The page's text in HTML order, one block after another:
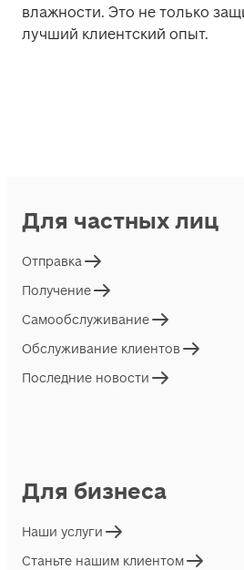
влажности. Это не только
лучший клиентский опыт.
Для частных лиц
Отправка
Получение
Самообслуживание
Обслуживание клиентов
Последние новости
Для бизнеса
Наши услуги
Станьте нашим клиентом